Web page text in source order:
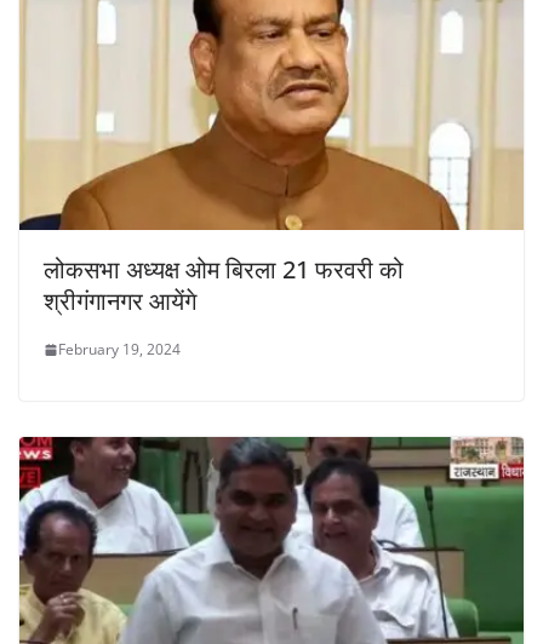
लोकसभा अध्यक्ष ओम बिरला 21 फरवरी को
श्रीगंगानगर आयेंगे
February 19, 2024